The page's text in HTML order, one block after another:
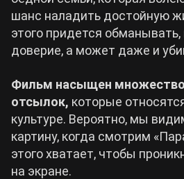
шанс наладить достойную
этого придется обманывать,
доверие, а может даже и
Фильм насыщен
отсылок, которые
культуре. Вероятно, мы
картину, когда смотрим
этого хватает, чтобы
на экране.